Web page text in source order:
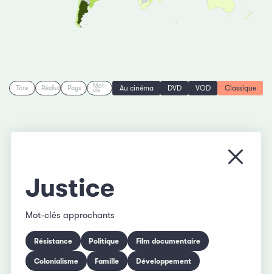
Titre RéalisationPays Mot-
clé Au cinéma DVD VOD Classique
Justice
Mot-clés approchants
Résistance Politique Film documentaire
Colonialisme Famille Développement